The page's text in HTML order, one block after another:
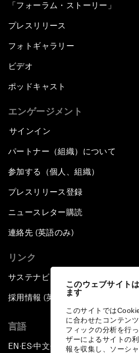
このウェブサイト
ます
このサイトでは
に合わせたコンテン
フィックの分析を行
ザーによるサイトの
報を収集し、ソーシ
「フォーラム・ストーリー」
プレスリリース
フォトギャラリー
ビデオ
ポッドキャスト
エンゲージメント
サインイン
パートナー（組織）について
参加する（個人、組織）
プレスリリース登録
ニュースレター購読
連絡先 (英語のみ)
リンク
サステナビリティへの取り組み
採用情報 (英語のみ)
言語
EN ▪ ES▪中文▪ 日本語